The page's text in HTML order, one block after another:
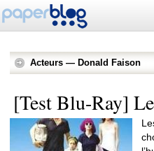
Acteurs — Donald Faison
[Test Blu-Ray]